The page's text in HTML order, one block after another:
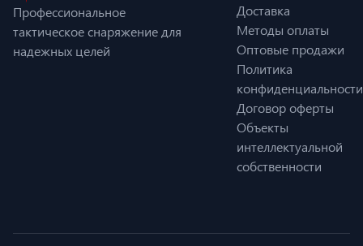
Профессиональное
тактическое снаряжение для
надежных целей
Доставка
Методы оплаты
Оптовые продажи
Политика
конфиденциальности
Договор оферты
Объекты
интеллектуальной
собственности